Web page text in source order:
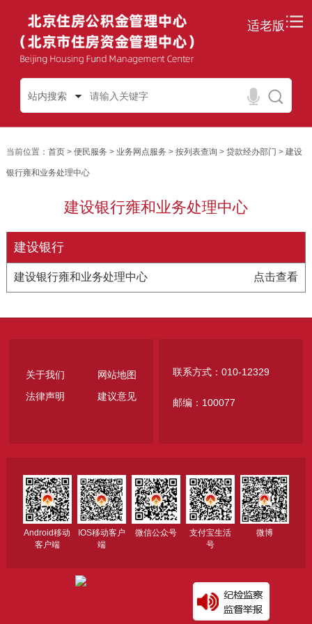
适老版
站内搜索
当前位置： 首页> 便民服务 > 业务网点服务 > 按列表查询 > 贷款经办部门 > 建设
银行雍和业务处理中心
建设银行雍和业务处理中心
建设银行
建设银行雍和业务处理中心 点击查看
关于我们
网站地图
法律声明
建议意见
联系方式：010-12329
邮编：100077
Android移动
客户端
IOS移动客户
端
微信公众号
支付宝生活
号
微博